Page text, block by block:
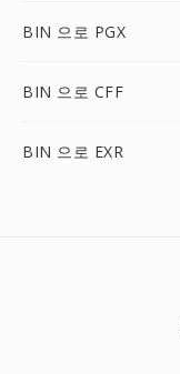
BIN 으로 PGX
BIN 으로 CFF
BIN 으로 EXR